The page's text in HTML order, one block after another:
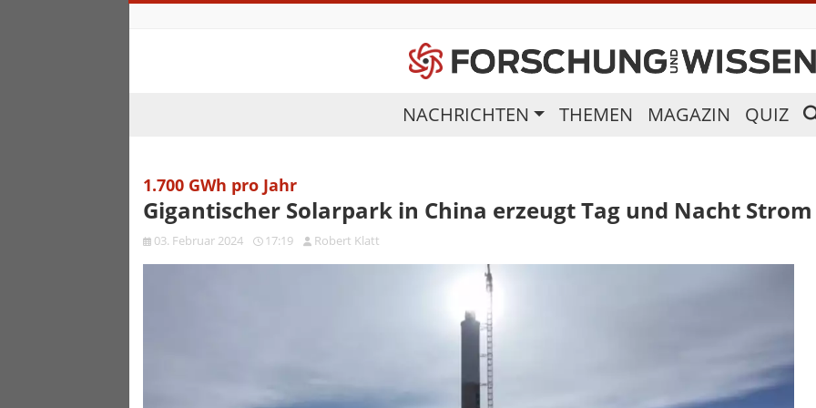
NACHRICHTEN THEMEN MAGAZIN QUIZ
1.700 GWh pro Jahr
Gigantischer Solarpark in China erzeugt Tag und Nacht Strom
03. Februar 2024 17:19 Robert Klatt